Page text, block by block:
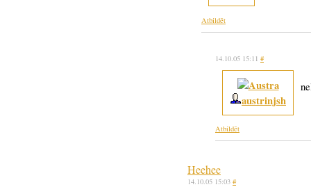
Atbildēt
14.10.05 15:11 #
austrinjsh
Atbildēt
Heehee
14.10.05 15:03 #